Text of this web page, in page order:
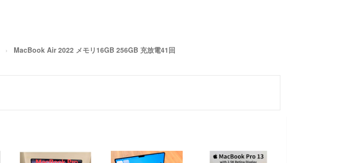
MacBook Air 2022 メモリ16GB 256GB 充放電41回